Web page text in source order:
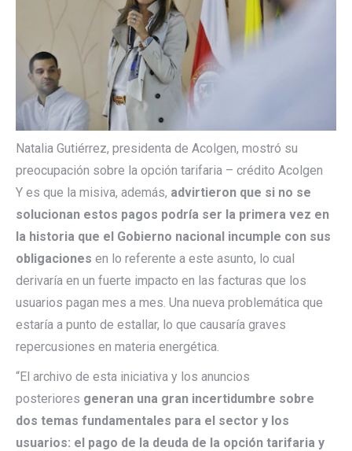
Natalia Gutiérrez, presidenta de Acolgen, mostró su
preocupación sobre la opción tarifaria – crédito Acolgen
Y es que la misiva, además, advirtieron que si no se
solucionan estos pagos podría ser la primera vez en
la historia que el Gobierno nacional incumple con sus
obligaciones en lo referente a este asunto, lo cual
derivaría en un fuerte impacto en las facturas que los
usuarios pagan mes a mes. Una nueva problemática que
estaría a punto de estallar, lo que causaría graves
repercusiones en materia energética.
“El archivo de esta iniciativa y los anuncios
posteriores generan una gran incertidumbre sobre
dos temas fundamentales para el sector y los
usuarios: el pago de la deuda de la opción tarifaria y